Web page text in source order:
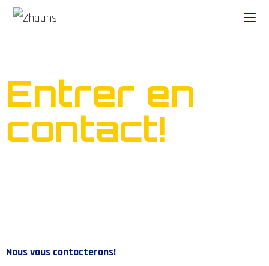
Entrer en
contact!
Nous vous contacterons!